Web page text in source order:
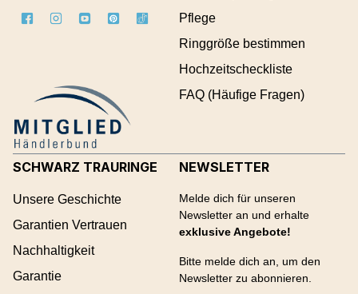
Pflege
Ringgröße bestimmen
Hochzeitscheckliste
FAQ (Häufige Fragen)
SCHWARZ TRAURINGE
Unsere Geschichte
Garantien Vertrauen
Nachhaltigkeit
Garantie
NEWSLETTER
Melde dich für unseren
Newsletter an und erhalte
exklusive Angebote!
Bitte melde dich an, um den
Newsletter zu abonnieren.